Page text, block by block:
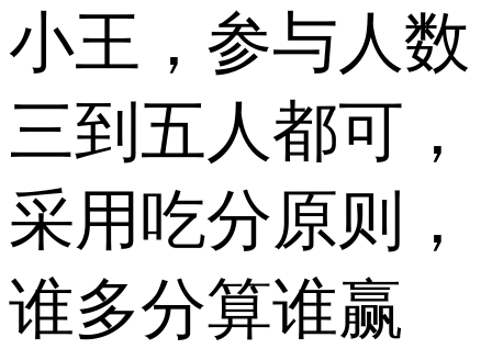
小王，参与人数
三到五人都可，
采用吃分原则，
谁多分算谁赢